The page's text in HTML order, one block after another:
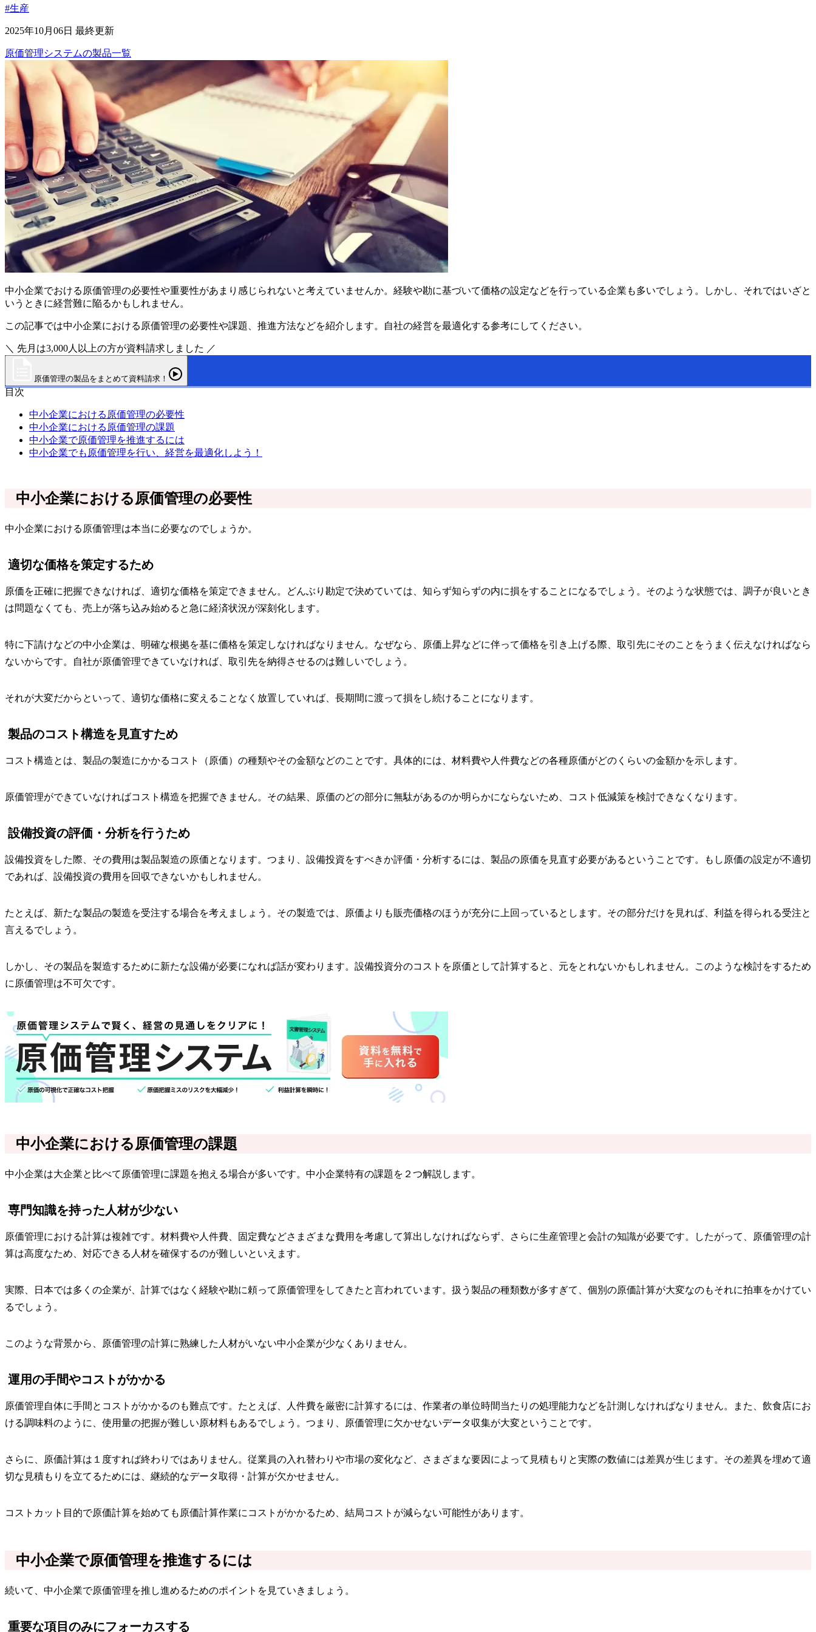
#生産
2025年10月06日 最終更新
原価管理システムの製品一覧
中小企業でおける原価管理の必要性や重要性があまり感じられないと考えていませんか。経験や勘に基づいて価格の設定などを行っている企業も多いでしょう。しかし、それではいざと
いうときに経営難に陥るかもしれません。
この記事では中小企業における原価管理の必要性や課題、推進方法などを紹介します。自社の経営を最適化する参考にしてください。
＼ 先月は3,000人以上の方が資料請求しました ／
原価管理の製品をまとめて資料請求！
目次
中小企業における原価管理の必要性
中小企業における原価管理の課題
中小企業で原価管理を推進するには
中小企業でも原価管理を行い、経営を最適化しよう！
中小企業における原価管理の必要性
中小企業における原価管理は本当に必要なのでしょうか。
適切な価格を策定するため
原価を正確に把握できなければ、適切な価格を策定できません。どんぶり勘定で決めていては、知らず知らずの内に損をすることになるでしょう。そのような状態では、調子が良いとき
は問題なくても、売上が落ち込み始めると急に経済状況が深刻化します。
特に下請けなどの中小企業は、明確な根拠を基に価格を策定しなければなりません。なぜなら、原価上昇などに伴って価格を引き上げる際、取引先にそのことをうまく伝えなければなら
ないからです。自社が原価管理できていなければ、取引先を納得させるのは難しいでしょう。
それが大変だからといって、適切な価格に変えることなく放置していれば、長期間に渡って損をし続けることになります。
製品のコスト構造を見直すため
コスト構造とは、製品の製造にかかるコスト（原価）の種類やその金額などのことです。具体的には、材料費や人件費などの各種原価がどのくらいの金額かを示します。
原価管理ができていなければコスト構造を把握できません。その結果、原価のどの部分に無駄があるのか明らかにならないため、コスト低減策を検討できなくなります。
設備投資の評価・分析を行うため
設備投資をした際、その費用は製品製造の原価となります。つまり、設備投資をすべきか評価・分析するには、製品の原価を見直す必要があるということです。もし原価の設定が不適切
であれば、設備投資の費用を回収できないかもしれません。
たとえば、新たな製品の製造を受注する場合を考えましょう。その製造では、原価よりも販売価格のほうが充分に上回っているとします。その部分だけを見れば、利益を得られる受注と
言えるでしょう。
しかし、その製品を製造するために新たな設備が必要になれば話が変わります。設備投資分のコストを原価として計算すると、元をとれないかもしれません。このような検討をするため
に原価管理は不可欠です。
中小企業における原価管理の課題
中小企業は大企業と比べて原価管理に課題を抱える場合が多いです。中小企業特有の課題を２つ解説します。
専門知識を持った人材が少ない
原価管理における計算は複雑です。材料費や人件費、固定費などさまざまな費用を考慮して算出しなければならず、さらに生産管理と会計の知識が必要です。したがって、原価管理の計
算は高度なため、対応できる人材を確保するのが難しいといえます。
実際、日本では多くの企業が、計算ではなく経験や勘に頼って原価管理をしてきたと言われています。扱う製品の種類数が多すぎて、個別の原価計算が大変なのもそれに拍車をかけてい
るでしょう。
このような背景から、原価管理の計算に熟練した人材がいない中小企業が少なくありません。
運用の手間やコストがかかる
原価管理自体に手間とコストがかかるのも難点です。たとえば、人件費を厳密に計算するには、作業者の単位時間当たりの処理能力などを計測しなければなりません。また、飲食店にお
ける調味料のように、使用量の把握が難しい原材料もあるでしょう。つまり、原価管理に欠かせないデータ収集が大変ということです。
さらに、原価計算は１度すれば終わりではありません。従業員の入れ替わりや市場の変化など、さまざまな要因によって見積もりと実際の数値には差異が生じます。その差異を埋めて適
切な見積もりを立てるためには、継続的なデータ取得・計算が欠かせません。
コストカット目的で原価計算を始めても原価計算作業にコストがかかるため、結局コストが減らない可能性があります。
中小企業で原価管理を推進するには
続いて、中小企業で原価管理を推し進めるためのポイントを見ていきましょう。
重要な項目のみにフォーカスする